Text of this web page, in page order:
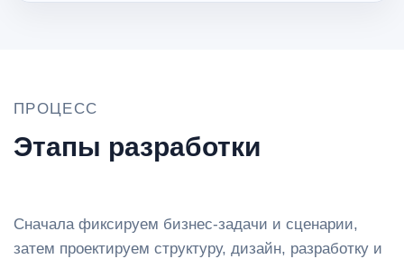
ПРОЦЕСС
Этапы разработки
Сначала фиксируем бизнес-задачи и сценарии,
затем проектируем структуру, дизайн, разработку и